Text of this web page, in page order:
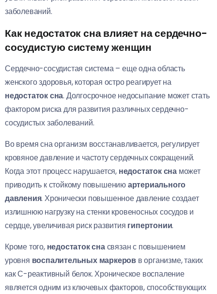
заболеваний.
Как недостаток сна влияет на сердечно-
сосудистую систему женщин
Сердечно-сосудистая система – еще одна область
женского здоровья, которая остро реагирует на
недостаток сна. Долгосрочное недосыпание может стать
фактором риска для развития различных сердечно-
сосудистых заболеваний.
Во время сна организм восстанавливается, регулирует
кровяное давление и частоту сердечных сокращений.
Когда этот процесс нарушается, недостаток сна может
приводить к стойкому повышениюартериального
давления. Хронически повышенное давление создает
излишнюю нагрузку на стенки кровеносных сосудов и
сердце, увеличивая риск развития гипертонии.
Кроме того, недостаток снасвязан с повышением
уровня воспалительных маркеров в организме, таких
как С-реактивный белок. Хроническое воспаление
является одним из ключевых факторов, способствующих